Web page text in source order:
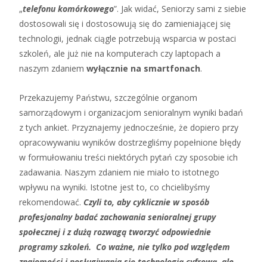
„telefonu komórkowego”. Jak widać, Seniorzy sami z siebie
dostosowali się i dostosowują się do zamieniającej się
technologii, jednak ciągle potrzebują wsparcia w postaci
szkoleń, ale już nie na komputerach czy laptopach a
naszym zdaniem wyłącznie na smartfonach.
Przekazujemy Państwu, szczególnie organom
samorządowym i organizacjom senioralnym wyniki badań
z tych ankiet. Przyznajemy jednocześnie, że dopiero przy
opracowywaniu wyników dostrzegliśmy popełnione błędy
w formułowaniu treści niektórych pytań czy sposobie ich
zadawania. Naszym zdaniem nie miało to istotnego
wpływu na wyniki. Istotne jest to, co chcielibyśmy
rekomendować. Czyli to, aby cyklicznie w sposób
profesjonalny badać zachowania senioralnej grupy
społecznej i z dużą rozwagą tworzyć odpowiednie
programy szkoleń. Co ważne, nie tylko pod względem